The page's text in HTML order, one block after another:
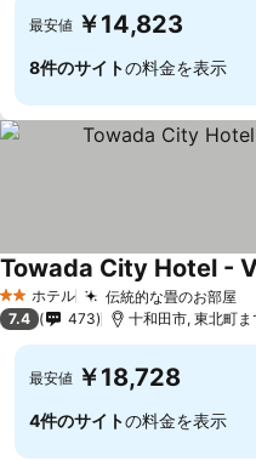
最安値 ￥14,823
8件のサイトの料金を表示
2 ホテルのランク
ホテル 伝統的な畳のお部屋
Towada City Hotel -
7.4 473 十和田市, 東北町
最安値 ￥18,728
4件のサイトの料金を表示